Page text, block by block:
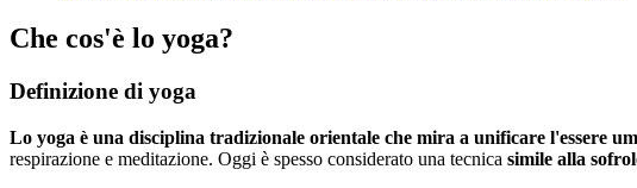
Che cos'è lo yoga?
Definizione di yoga
Lo yoga è una disciplina tradizionale orientale che mira a unificare l'essere
respirazione e meditazione. Oggi è spesso considerato una tecnica simile alla